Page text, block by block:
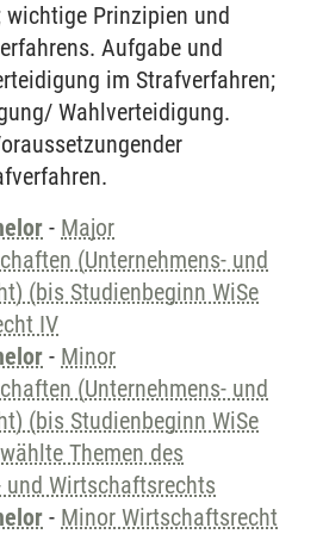
Prinzipien und
Aufgabe und
im Strafverfahren;
Wahlverteidigung.
- Major
(Unternehmens- und
(bis Studienbeginn WiSe
IV
- Minor
(Unternehmens- und
(bis Studienbeginn WiSe
Themen des
und Wirtschaftsrechts
- Minor Wirtschaftsrecht